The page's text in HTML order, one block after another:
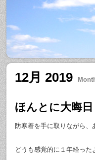
12月 2019
ほんとに大晦日
防寒着を手に取りながら、
どうも感覚的に１年経っ